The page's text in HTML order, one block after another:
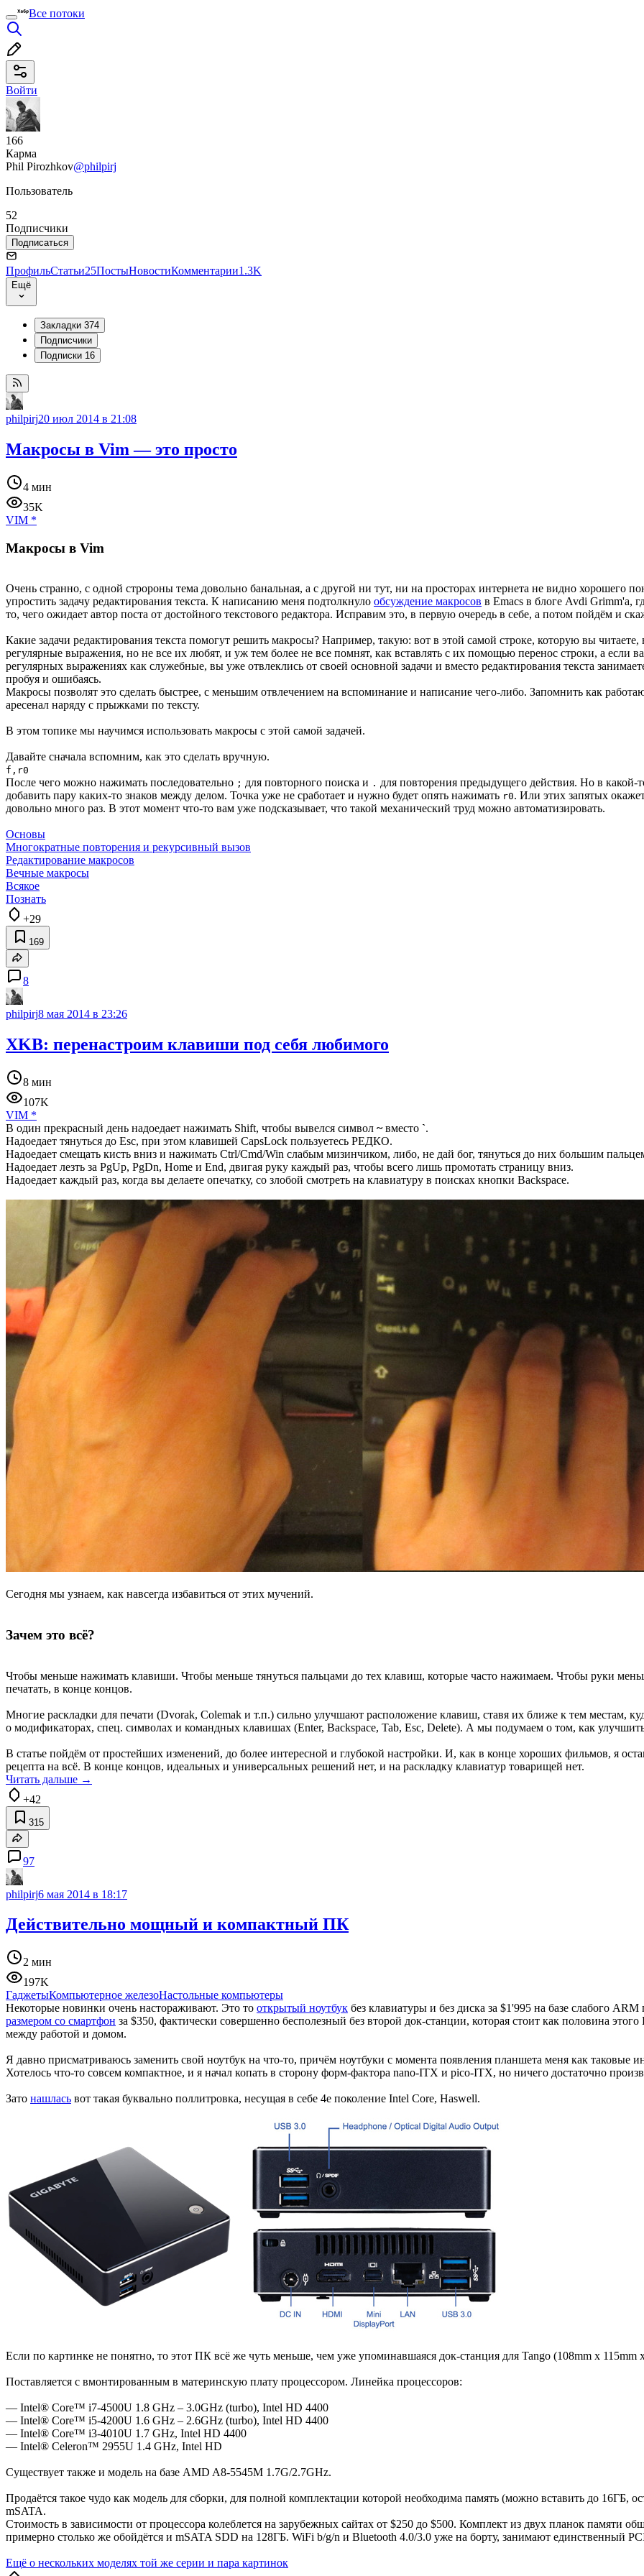
Все потоки
Войти
166
Карма
Phil Pirozhkov@philpirj
Пользователь
52
Подписчики
Подписаться
ПрофильСтатьи25ПостыНовостиКомментарии1.3K
Ещё
Закладки 374
Подписчики
Подписки 16
philpirj20 июл 2014 в 21:08
Макросы в Vim — это просто
4 мин
35K
VIM *
Макросы в Vim
Очень странно, с одной стророны тема довольно банальная, а с другой ни тут, ни на просторах интернета не видно хорошего
упростить задачу редактирования текста. К написанию меня подтолкнуло обсуждение макросов в Emacs в блоге Avdi Grimm'а,
то, чего ожидает автор поста от достойного текстового редактора. Исправим это, в первую очередь в себе, а потом пойдём и
Какие задачи редактирования текста помогут решить макросы? Например, такую: вот в этой самой строке, которую вы
регулярные выражения, но не все их любят, и уж тем более не все помнят, как вставлять с их помощью перенос строки, а если
регулярных выражениях как служебные, вы уже отвлеклись от своей основной задачи и вместо редактирования текста
пробуя и ошибаясь.
Макросы позволят это сделать быстрее, с меньшим отвлечением на вспоминание и написание чего-либо. Запомнить как
аресенал наряду с прыжками по тексту.
В этом топике мы научимся использовать макросы с этой самой задачей.
Давайте сначала вспомним, как это сделать вручную.
f,r0
После чего можно нажимать последовательно ; для повторного поиска и . для повторения предыдущего действия. Но в
добавить пару каких-то знаков между делом. Точка уже не сработает и нужно будет опять нажимать r0. Или этих запятых
довольно много раз. В этот момент что-то вам уже подсказывает, что такой механический труд можно автоматизировать.
Основы
Многократные повторения и рекурсивный вызов
Редактирование макросов
Вечные макросы
Всякое
Познать
+29
169
8
philpirj8 мая 2014 в 23:26
XKB: перенастроим клавиши под себя любимого
8 мин
107K
VIM *
В один прекрасный день надоедает нажимать Shift, чтобы вывелся символ ~вместо `.
Надоедает тянуться до Esc, при этом клавишей CapsLock пользуетесь РЕДКО.
Надоедает смещать кисть вниз и нажимать Ctrl/Cmd/Win слабым мизинчиком, либо, не дай бог, тянуться до них большим
Надоедает лезть за PgUp, PgDn, Home и End, двигая руку каждый раз, чтобы всего лишь промотать страницу вниз.
Надоедает каждый раз, когда вы делаете опечатку, со злобой смотреть на клавиатуру в поисках кнопки Backspace.
Сегодня мы узнаем, как навсегда избавиться от этих мучений.
Зачем это всё?
Чтобы меньше нажимать клавиши. Чтобы меньше тянуться пальцами до тех клавиш, которые часто нажимаем. Чтобы руки
печатать, в конце концов.
Многие раскладки для печати (Dvorak, Colemak и т.п.) сильно улучшают расположение клавиш, ставя их ближе к тем местам,
о модификаторах, спец. символах и командных клавишах (Enter, Backspace, Tab, Esc, Delete). А мы подумаем о том, как
В статье пойдём от простейших изменений, до более интересной и глубокой настройки. И, как в конце хороших фильмов, я
рецепта на всё. В конце концов, идеальных и универсальных решений нет, и на раскладку клавиатур товарищей нет.
Читать дальше →
+42
315
97
philpirj6 мая 2014 в 18:17
Действительно мощный и компактный ПК
2 мин
197K
ГаджетыКомпьютерное железоНастольные компьютеры
Некоторые новинки очень настораживают. Это то открытый ноутбук без клавиатуры и без диска за $1'995 на базе слабого
размером со смартфон за $350, фактически совершенно бесполезный без второй док-станции, которая стоит как половина
между работой и домом.
Я давно присматриваюсь заменить свой ноутбук на что-то, причём ноутбуки с момента появления планшета меня как таковые
Хотелось что-то совсем компактное, и я начал копать в сторону форм-фактора nano-ITX и pico-ITX, но ничего достаточно
Зато нашлась вот такая буквально поллитровка, несущая в себе 4е поколение Intel Core, Haswell.
Если по картинке не понятно, то этот ПК всё же чуть меньше, чем уже упоминавшаяся док-станция для Tango (108mm x 115mm
Поставляется с вмонтированным в материнскую плату процессором. Линейка процессоров:
— Intel® Core™ i7-4500U 1.8 GHz – 3.0GHz (turbo), Intel HD 4400
— Intel® Core™ i5-4200U 1.6 GHz – 2.6GHz (turbo), Intel HD 4400
— Intel® Core™ i3-4010U 1.7 GHz, Intel HD 4400
— Intel® Celeron™ 2955U 1.4 GHz, Intel HD
Существует также и модель на базе AMD A8-5545M 1.7G/2.7GHz.
Продаётся такое чудо как модель для сборки, для полной комплектации которой необходима память (можно вставить до 16ГБ,
mSATA.
Стоимость в зависимости от процессора колеблется на зарубежных сайтах от $250 до $500. Комплект из двух планок памяти
примерно столько же обойдётся и mSATA SDD на 128ГБ. WiFi b/g/n и Bluetooth 4.0/3.0 уже на борту, занимают единственный
Ещё о нескольких моделях той же серии и пара картинок